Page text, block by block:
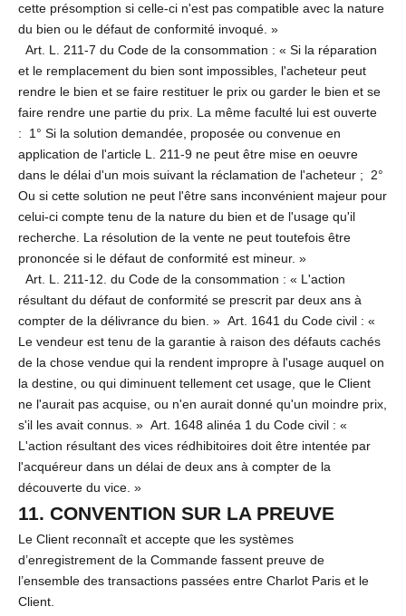
cette présomption si celle-ci n'est pas compatible avec la nature
du bien ou le défaut de conformité invoqué. »
Art. L. 211-7 du Code de la consommation : « Si la réparation
et le remplacement du bien sont impossibles, l'acheteur peut
rendre le bien et se faire restituer le prix ou garder le bien et se
faire rendre une partie du prix. La même faculté lui est ouverte
: 1° Si la solution demandée, proposée ou convenue en
application de l'article L. 211-9 ne peut être mise en oeuvre
dans le délai d'un mois suivant la réclamation de l'acheteur ; 2°
Ou si cette solution ne peut l'être sans inconvénient majeur pour
celui-ci compte tenu de la nature du bien et de l'usage qu'il
recherche. La résolution de la vente ne peut toutefois être
prononcée si le défaut de conformité est mineur. »
Art. L. 211-12. du Code de la consommation : « L'action
résultant du défaut de conformité se prescrit par deux ans à
compter de la délivrance du bien. » Art. 1641 du Code civil : «
Le vendeur est tenu de la garantie à raison des défauts cachés
de la chose vendue qui la rendent impropre à l'usage auquel on
la destine, ou qui diminuent tellement cet usage, que le Client
ne l'aurait pas acquise, ou n'en aurait donné qu'un moindre prix,
s'il les avait connus. » Art. 1648 alinéa 1 du Code civil : «
L'action résultant des vices rédhibitoires doit être intentée par
l'acquéreur dans un délai de deux ans à compter de la
découverte du vice. »
11. CONVENTION SUR LA PREUVE
Le Client reconnaît et accepte que les systèmes
d’enregistrement de la Commande fassent preuve de
l’ensemble des transactions passées entre Charlot Paris et le
Client.